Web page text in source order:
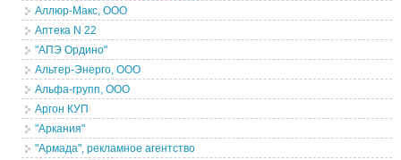
Аллюр-Макс, ООО
Аптека N 22
"АПЭ Ордино"
Альтер-Энерго, ООО
Альфа-групп, ООО
Аргон КУП
"Аркания"
"Армада", рекламное агентство